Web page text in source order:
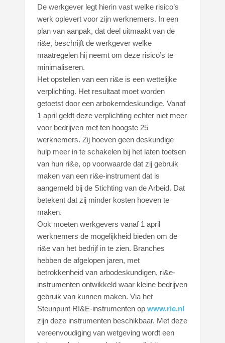
De werkgever legt hierin vast welke risico’s
werk oplevert voor zijn werknemers. In een
plan van aanpak, dat deel uitmaakt van de
ri&e, beschrijft de werkgever welke
maatregelen hij neemt om deze risico’s te
minimaliseren.
Het opstellen van een ri&e is een wettelijke
verplichting. Het resultaat moet worden
getoetst door een arbokerndeskundige. Vanaf
1 april geldt deze verplichting echter niet meer
voor bedrijven met ten hoogste 25
werknemers. Zij hoeven geen deskundige
hulp meer in te schakelen bij het laten toetsen
van hun ri&e, op voorwaarde dat zij gebruik
maken van een ri&e-instrument dat is
aangemeld bij de Stichting van de Arbeid. Dat
betekent dat zij minder kosten hoeven te
maken.
Ook moeten werkgevers vanaf 1 april
werknemers de mogelijkheid bieden om de
ri&e van het bedrijf in te zien. Branches
hebben de afgelopen jaren, met
betrokkenheid van arbodeskundigen, ri&e-
instrumenten ontwikkeld waar kleine bedrijven
gebruik van kunnen maken. Via het
Steunpunt RI&E-instrumenten op www.rie.nl
zijn deze instrumenten beschikbaar. Met deze
vereenvoudiging van wetgeving wordt een